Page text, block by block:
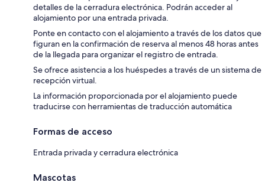
detalles de la cerradura electrónica. Podrán acceder al
alojamiento por una entrada privada.
Ponte en contacto con el alojamiento a través de los datos que
figuran en la confirmación de reserva al menos 48 horas antes
de la llegada para organizar el registro de entrada.
Se ofrece asistencia a los huéspedes a través de un sistema de
recepción virtual.
La información proporcionada por el alojamiento puede
traducirse con herramientas de traducción automática
Formas de acceso
Entrada privada y cerradura electrónica
Mascotas